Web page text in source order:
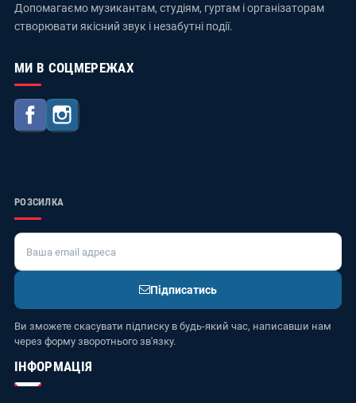
Допомагаємо музикантам, студіям, гуртам і організаторам
створювати якісний звук і незабутні події.
МИ В СОЦМЕРЕЖАХ
Facebook
РОЗСИЛКА
Підписатись
Ви зможете скасувати підписку в будь-який час, написавши нам
через форму зворотнього зв'язку.
ІНФОРМАЦІЯ